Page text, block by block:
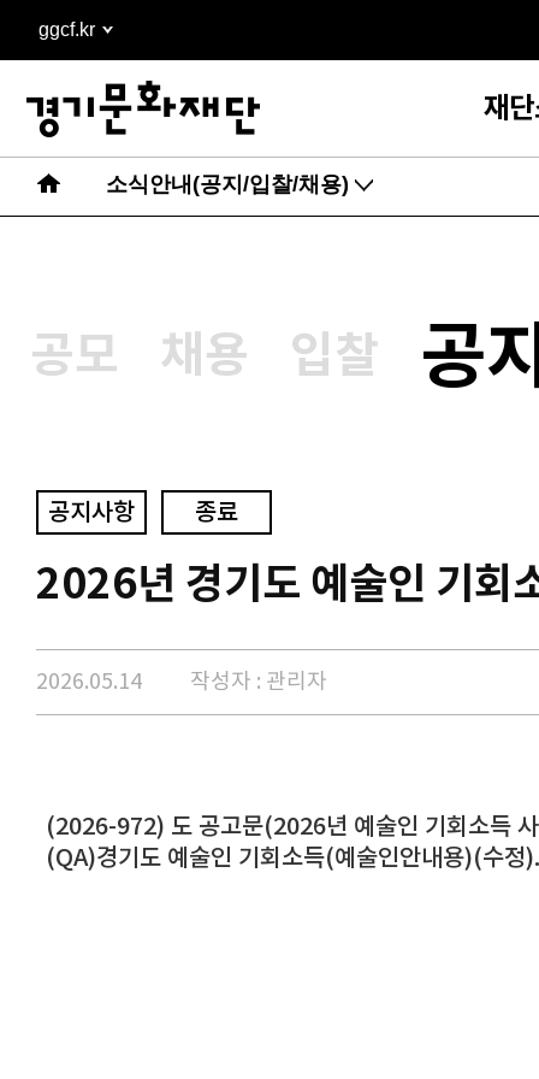
바로가기
ggcf.kr
재단
소식안내(공지/입찰/채용)
공모 채용 입찰 공지
공지사항 종료
2026년 경기도 예술인 기회
2026.05.14 작성자 : 관리자
(2026-972) 도 공고문(2026년 예술인 기회소득
(QA)경기도 예술인 기회소득(예술인안내용)(수